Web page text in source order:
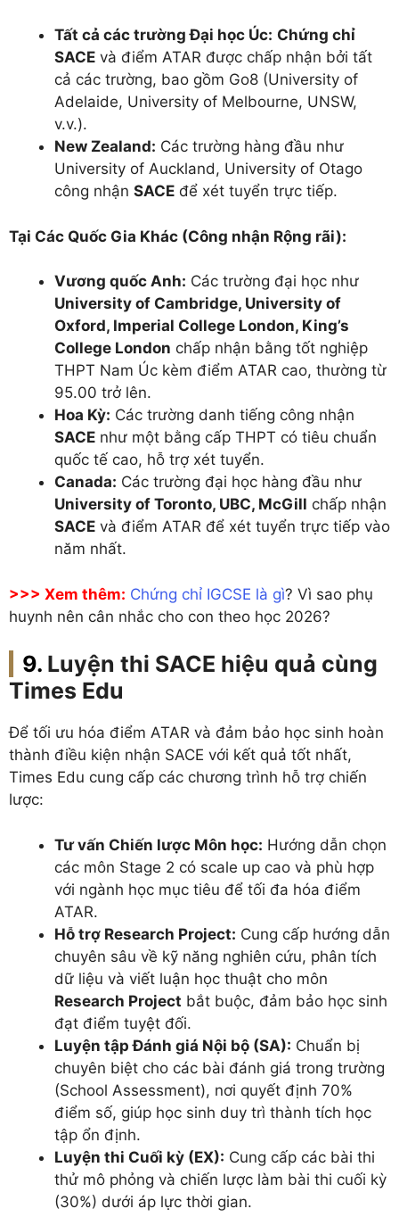
Tất cả các trường Đại học Úc: Chứng chỉ
SACE và điểm ATAR được chấp nhận bởi tất
cả các trường, bao gồm Go8 (University of
Adelaide, University of Melbourne, UNSW,
v.v.).
New Zealand: Các trường hàng đầu như
University of Auckland, University of Otago
công nhận SACE để xét tuyển trực tiếp.
Tại Các Quốc Gia Khác (Công nhận Rộng rãi):
Vương quốc Anh: Các trường đại học như
University of Cambridge, University of
Oxford, Imperial College London, King’s
College London chấp nhận bằng tốt nghiệp
THPT Nam Úc kèm điểm ATAR cao, thường từ
95.00 trở lên.
Hoa Kỳ: Các trường danh tiếng công nhận
SACE như một bằng cấp THPT có tiêu chuẩn
quốc tế cao, hỗ trợ xét tuyển.
Canada: Các trường đại học hàng đầu như
University of Toronto, UBC, McGill chấp nhận
SACE và điểm ATAR để xét tuyển trực tiếp vào
năm nhất.
>>> Xem thêm: Chứng chỉ IGCSE là gì? Vì sao phụ
huynh nên cân nhắc cho con theo học 2026?
Luyện thi SACE hiệu quả cùng
Times Edu
Để tối ưu hóa điểm ATAR và đảm bảo học sinh hoàn
thành điều kiện nhận SACE với kết quả tốt nhất,
Times Edu cung cấp các chương trình hỗ trợ chiến
lược:
Tư vấn Chiến lược Môn học: Hướng dẫn chọn
các môn Stage 2 có scale up cao và phù hợp
với ngành học mục tiêu để tối đa hóa điểm
ATAR.
Hỗ trợ Research Project: Cung cấp hướng dẫn
chuyên sâu về kỹ năng nghiên cứu, phân tích
dữ liệu và viết luận học thuật cho môn
Research Project bắt buộc, đảm bảo học sinh
đạt điểm tuyệt đối.
Luyện tập Đánh giá Nội bộ (SA): Chuẩn bị
chuyên biệt cho các bài đánh giá trong trường
(School Assessment), nơi quyết định 70%
điểm số, giúp học sinh duy trì thành tích học
tập ổn định.
Luyện thi Cuối kỳ (EX): Cung cấp các bài thi
thử mô phỏng và chiến lược làm bài thi cuối kỳ
(30%) dưới áp lực thời gian.